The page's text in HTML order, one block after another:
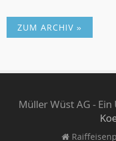
ZUM ARCHIV »
Müller Wüst AG -